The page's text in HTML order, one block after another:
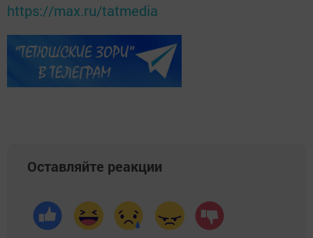
https://max.ru/tatmedia
Оставляйте реакции